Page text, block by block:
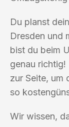
Du planst
Dresden und
bist du beim
genau richtig!
zur Seite, um
so
Wir wissen,